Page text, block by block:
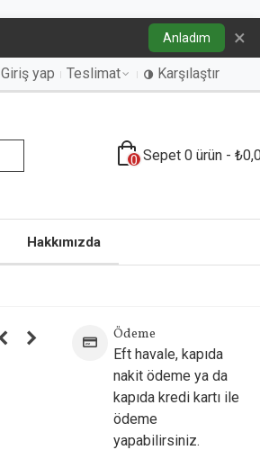
Anladım ×
Giriş yap Teslimat Karşılaştır
0 Sepet 0 ürün -
Hakkımızda
Ödeme
Eft havale, kapıda
nakit ödeme ya da
kapıda kredi kartı ile
ödeme
yapabilirsiniz.